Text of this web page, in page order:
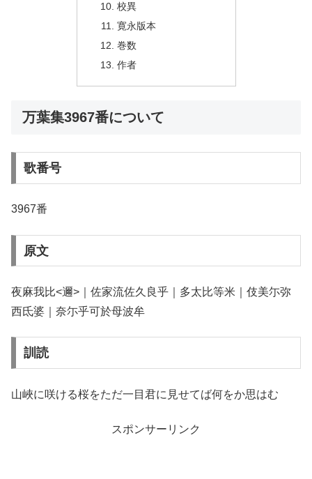
校異
寛永版本
巻数
作者
万葉集3967番について
歌番号
3967番
原文
夜麻我比<邇>｜佐家流佐久良乎｜多太比等米｜伎美尓弥
西氐婆｜奈尓乎可於母波牟
訓読
山峽に咲ける桜をただ一目君に見せてば何をか思はむ
スポンサーリンク